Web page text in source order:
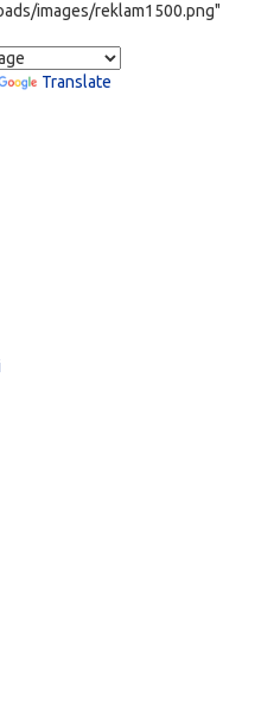
images/reklam1500.png"
Translate